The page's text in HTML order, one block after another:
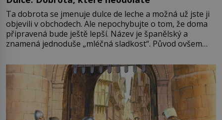
Ta dobrota se jmenuje dulce de leche a možná už jste ji
objevili v obchodech. Ale nepochybujte o tom, že doma
připravená bude ještě lepší. Název je španělský a
znamená jednoduše „mléčná sladkost“. Původ ovšem
pře hned několik latinskoamerických zemí a k tomu
Francie, kde se traduje,